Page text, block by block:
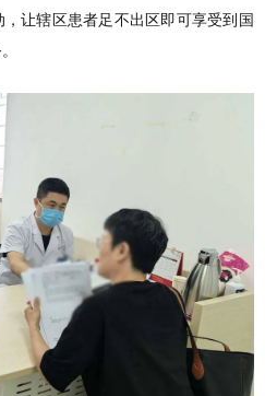
让辖区患者足不出区即可享受到国